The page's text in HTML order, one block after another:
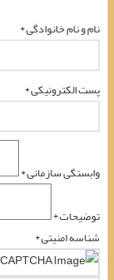
نام و نام خانوادگی *
پست الکترونیکی *
وابستگی سازمانی *
توضیحات *
شناسه امنیتی *